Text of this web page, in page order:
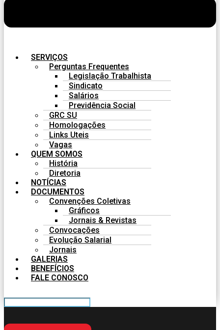
SERVIÇOS
Perguntas Frequentes
Legislação Trabalhista
Sindicato
Salários
Previdência Social
GRC SU
Homologações
Links Uteis
Vagas
QUEM SOMOS
História
Diretoria
NOTÍCIAS
DOCUMENTOS
Convenções Coletivas
Gráficos
Jornais & Revistas
Convocações
Evolução Salarial
Jornais
GALERIAS
BENEFÍCIOS
FALE CONOSCO